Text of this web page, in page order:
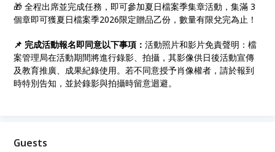
🎁 全程出席並完成任務，即可參加夏日檔案季集章活動，集滿 3
個章即可獲夏日檔案季2026限定贈品乙份，數量有限兌完為止！
📌 完成活動報名即同意以下事項：活動照片和影片免責聲明：檔
案管理局在活動期間將進行錄影、拍攝，其影像供日後活動宣傳
及教育推廣、成果紀錄使用。若不同意授予肖像權者，請於報到
時特別告知，並於錄影與拍攝時留意迴避。
Guests